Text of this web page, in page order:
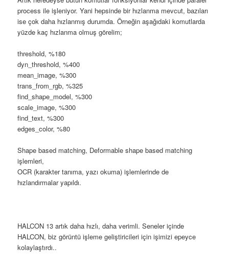
process ile işleniyor. Yani hepsinde bir hızlanma mevcut, bazıları
ise çok daha hızlanmış durumda. Örneğin aşağıdaki komutlarda
yüzde kaç hızlanma olmuş görelim;
threshold, %180
dyn_threshold, %400
mean_image, %300
trans_from_rgb, %325
find_shape_model, %300
scale_image, %300
find_text, %300
edges_color, %80
Shape based matching, Deformable shape based matching
işlemleri,
OCR (karakter tanıma, yazı okuma) işlemlerinde de
hızlandırmalar yapıldı.
HALCON 13 artık daha hızlı, daha verimli. Seneler içinde
HALCON, biz görüntü işleme geliştiricileri için işimizi epeyce
kolaylaştırdı..